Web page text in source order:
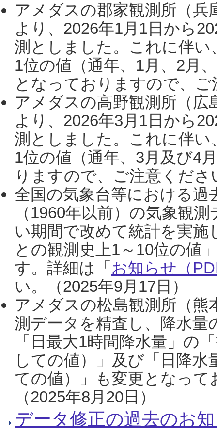
アメダスの郡家観測所（
より、2026年1月1日から
測としました。これに伴い
1位の値（通年、1月、2月
となっておりますので、
アメダスの高野観測所（
より、2026年3月1日から
測としました。これに伴い
1位の値（通年、3月及び4
りますので、ご注意くだ
全国の気象台等における過
（1960年以前）の気象観
い期間で改めて統計を実
との観測史上1～10位の値
す。詳細は「 お知らせ（
い。（2025年9月17日）
アメダスの松島観測所（熊
測データを精査し、降水
「日最大1時間降水量」の
しての値）」及び「日降
ての値）」も変更となっ
（2025年8月20日）
データ修正の過去のお